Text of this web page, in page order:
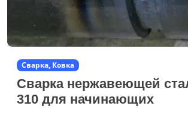
Сварка, Ковка
Сварка нержавеющей
310 для начинающих